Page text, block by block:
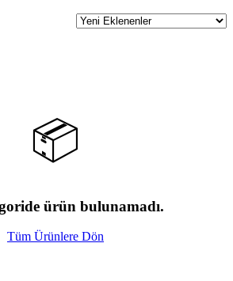
📦
ürün bulunamadı.
Tüm Ürünlere Dön